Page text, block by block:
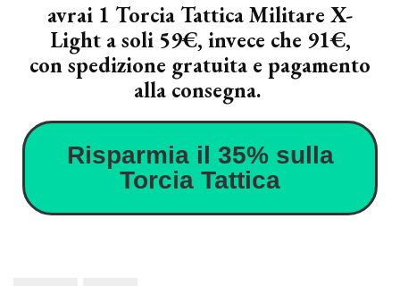
avrai 1 Torcia Tattica Militare X-
Light a soli 59€, invece che 91€,
conspedizione gratuita e pagamento
alla consegna.
Risparmia il 35% sulla
Torcia Tattica